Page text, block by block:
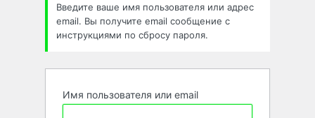
Введите ваше имя пользователя или адрес
email. Вы получите email сообщение с
инструкциями по сбросу пароля.
Имя пользователя или email